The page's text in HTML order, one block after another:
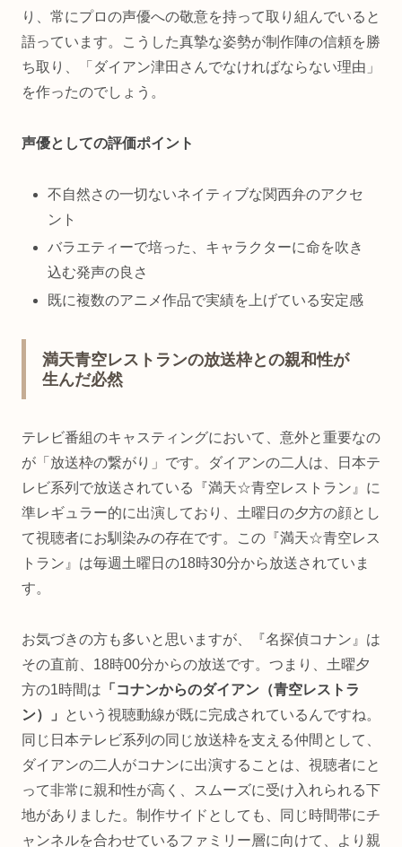
り、常にプロの声優への敬意を持って取り組んでいると
語っています。こうした真摯な姿勢が制作陣の信頼を勝
ち取り、「ダイアン津田さんでなければならない理由」
を作ったのでしょう。
声優としての評価ポイント
不自然さの一切ないネイティブな関西弁のアクセ
ント
バラエティーで培った、キャラクターに命を吹き
込む発声の良さ
既に複数のアニメ作品で実績を上げている安定感
満天青空レストランの放送枠との親和性が
生んだ必然
テレビ番組のキャスティングにおいて、意外と重要なの
が「放送枠の繋がり」です。ダイアンの二人は、日本テ
レビ系列で放送されている『満天☆青空レストラン』に
準レギュラー的に出演しており、土曜日の夕方の顔とし
て視聴者にお馴染みの存在です。この『満天☆青空レス
トラン』は毎週土曜日の18時30分から放送されていま
す。
お気づきの方も多いと思いますが、『名探偵コナン』は
その直前、18時00分からの放送です。つまり、土曜夕
方の1時間は 「コナンからのダイアン（青空レストラ
ン）」
という視聴動線が既に完成されているんですね。
同じ日本テレビ系列の同じ放送枠を支える仲間として、
ダイアンの二人がコナンに出演することは、視聴者にと
って非常に親和性が高く、スムーズに受け入れられる下
地がありました。制作サイドとしても、同じ時間帯にチ
ャンネルを合わせているファミリー層に向けて、より親